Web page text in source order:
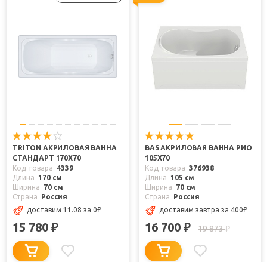
TRITON АКРИЛОВАЯ ВАННА
СТАНДАРТ 170X70
Код товара
4339
Длина
170 см
Ширина
70 см
Страна
Россия
доставим 11.08 за 0₽
15 780 ₽
BAS АКРИЛОВАЯ ВАННА РИО
105Х70
Код товара 376938
Длина
105 см
Ширина
70 см
Страна
Россия
доставим завтра за 400₽
16 700 ₽ 19 873₽